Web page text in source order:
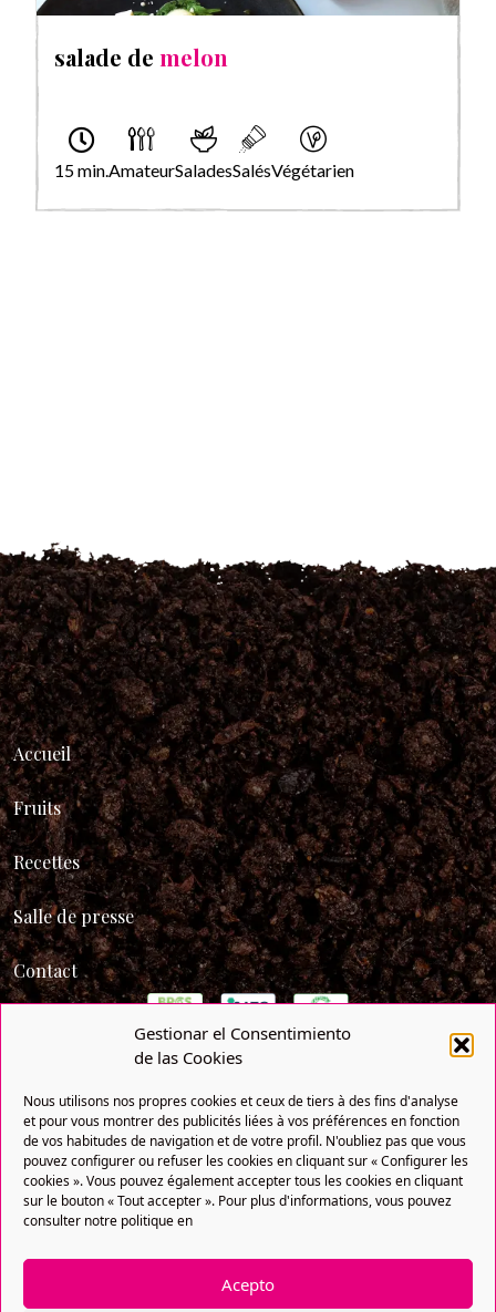
Gestionar el Consentimiento
de las Cookies
Nous utilisons nos propres cookies et ceux de tiers à des fins d'analyse
et pour vous montrer des publicités liées à vos préférences en fonction
de vos habitudes de navigation et de votre profil. N'oubliez pas que vous
pouvez configurer ou refuser les cookies en cliquant sur « Configurer les
cookies ». Vous pouvez également accepter tous les cookies en cliquant
sur le bouton « Tout accepter ». Pour plus d'informations, vous pouvez
consulter notre politique en
Acepto
salade de melon
15 min. AmateurSaladesSalésVégétarien
Accueil
Fruits
Recettes
Salle de presse
Contact
Politique de confidentialité
Politique de cookies
Avis légal
DPEF